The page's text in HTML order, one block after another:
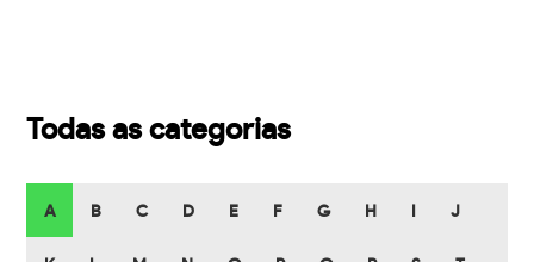
Todas as categorias
A B C D E F G H J